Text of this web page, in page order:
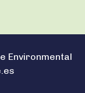
Environmental